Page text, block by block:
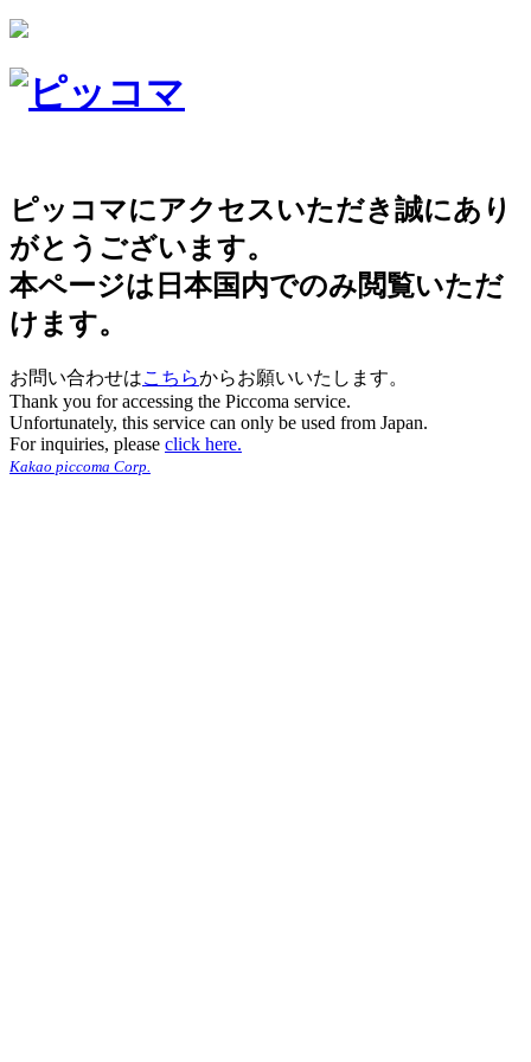
ピッコマにアクセスいただき誠にあり
がとうございます。
本ページは日本国内でのみ閲覧いただ
けます。
お問い合わせはこちらからお願いいたします。
Thank you for accessing the Piccoma service.
Unfortunately, this service can only be used from Japan.
For inquiries, please click here.
Kakao piccoma Corp.